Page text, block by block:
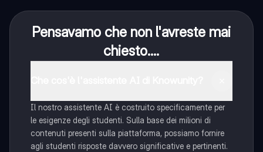
Pensavamo che non l'avreste mai
chiesto....
Il nostro assistente AI è costruito specificamente per
le esigenze degli studenti. Sulla base dei milioni di
contenuti presenti sulla piattaforma, possiamo fornire
agli studenti risposte davvero significative e pertinenti.